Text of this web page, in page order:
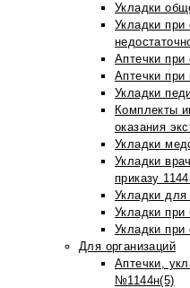
Укладки
Укладки при
Аптечки при
Аптечки при
Укладки
Комплекты
оказания
Укладки
Укладки
приказу
Укладки для
Укладки при
Укладки при
Для организаций
Аптечки,
№1144н(5)